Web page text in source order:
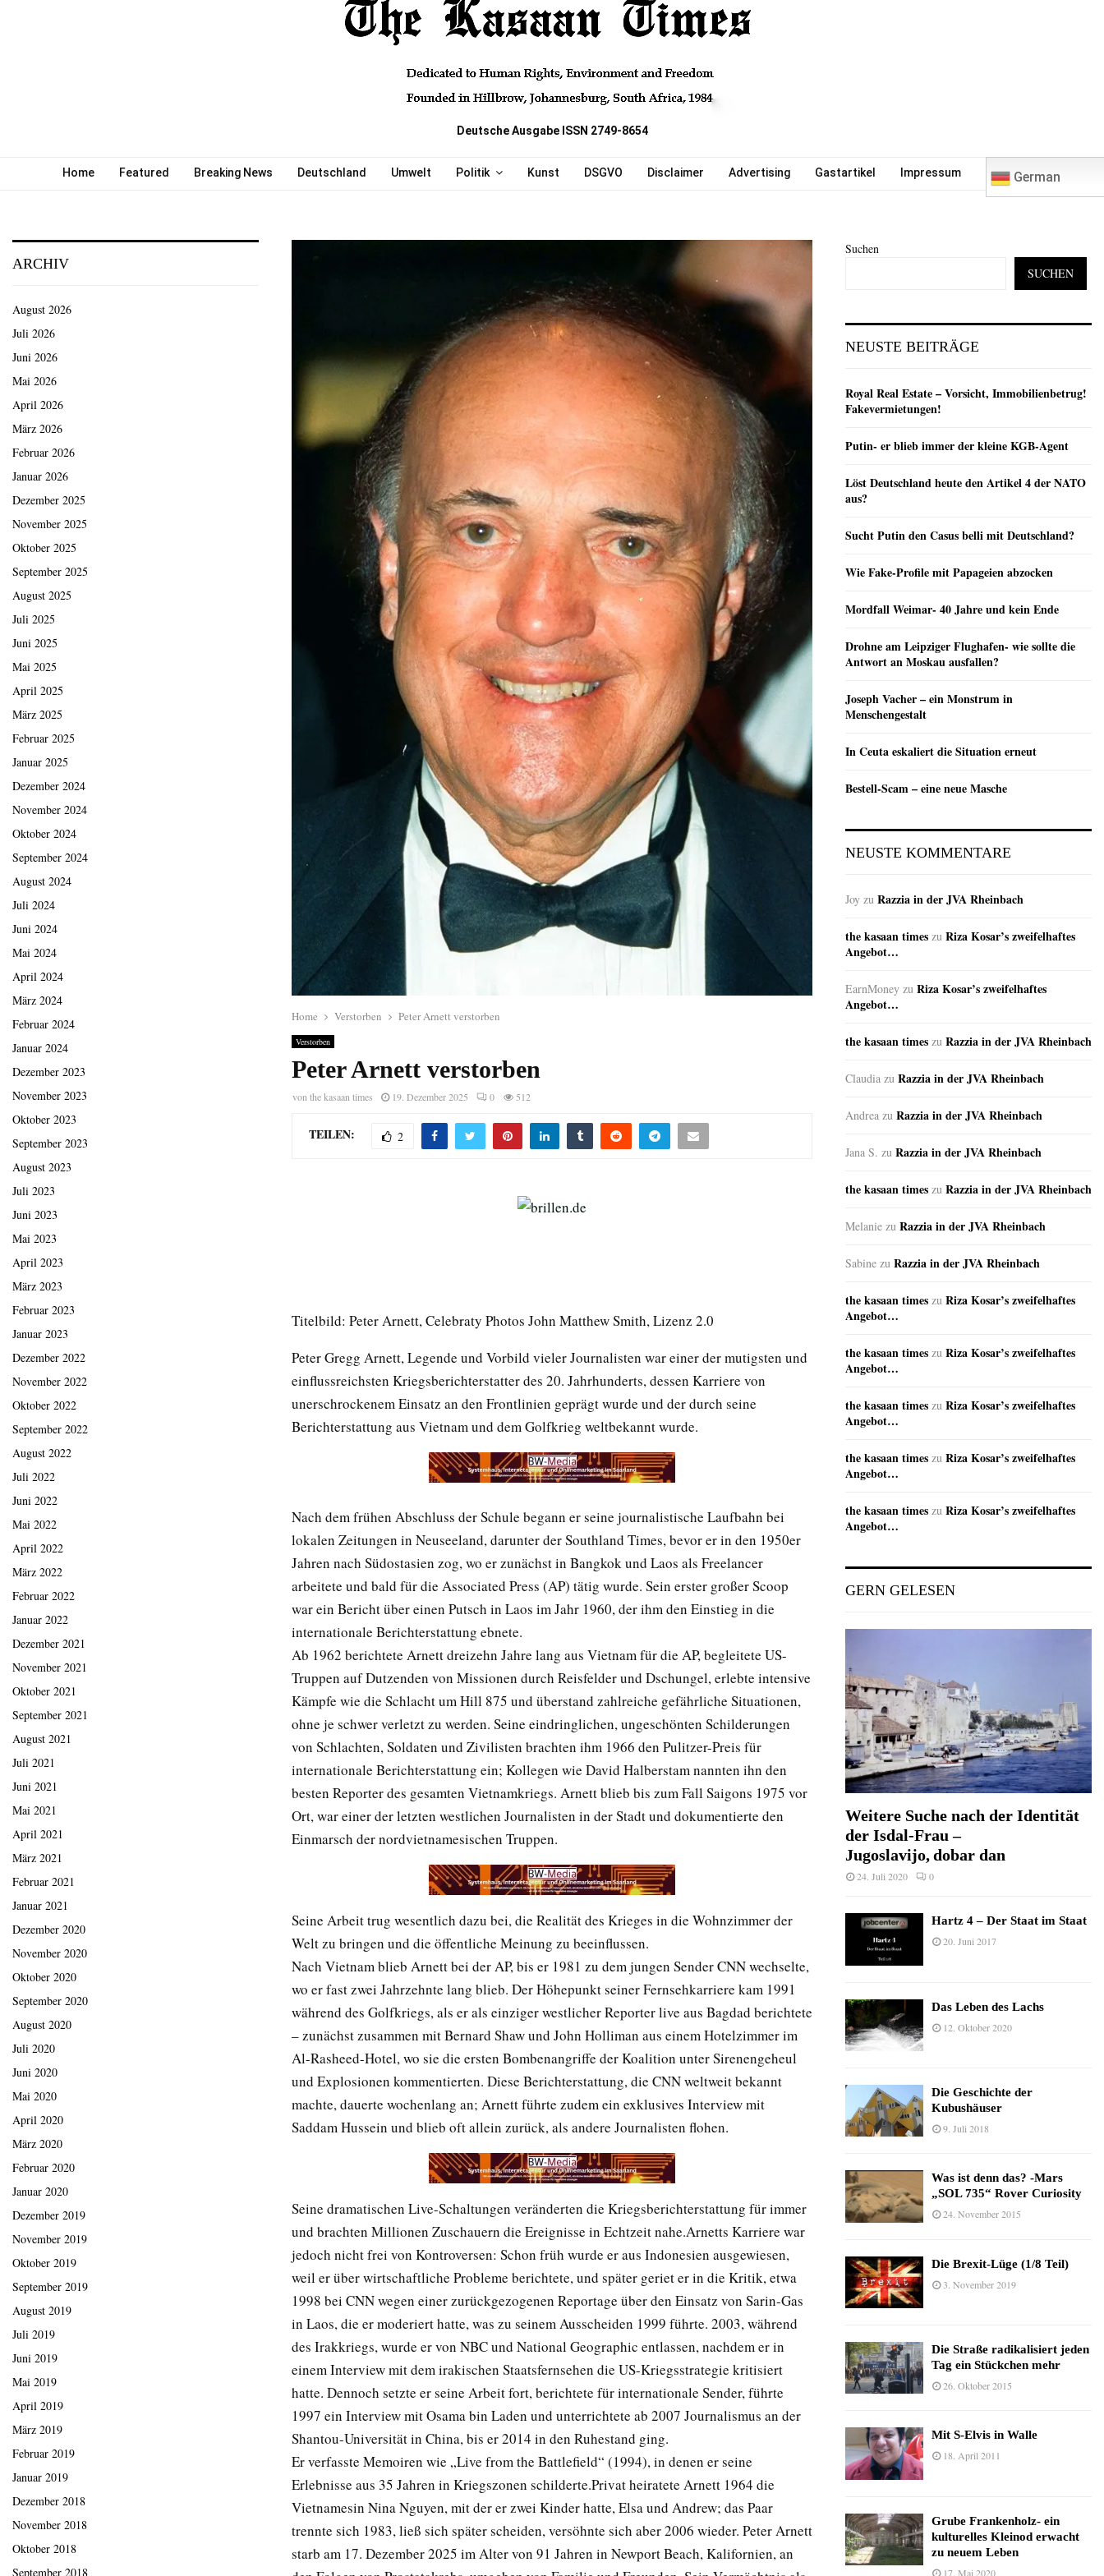
Deutsche Ausgabe ISSN 2749-8654
Home Featured Breaking News Deutschland Umwelt Politik Kunst DSGVO Disclaimer Advertising Gastartikel Impressum German
Home Verstorben Peter Arnett verstorben
Verstorben
Peter Arnett verstorben
von the kasaan times 19. Dezember 2025 0 512
TEILEN: 2
Titelbild: Peter Arnett, Celebraty Photos John Matthew Smith, Lizenz 2.0
Peter Gregg Arnett, Legende und Vorbild vieler Journalisten war einer der mutigsten und
einflussreichsten Kriegsberichterstatter des 20. Jahrhunderts, dessen Karriere von
unerschrockenem Einsatz an den Frontlinien geprägt wurde und der durch seine
Berichterstattung aus Vietnam und dem Golfkrieg weltbekannt wurde.
Nach dem frühen Abschluss der Schule begann er seine journalistische Laufbahn bei
lokalen Zeitungen in Neuseeland, darunter der Southland Times, bevor er in den 1950er
Jahren nach Südostasien zog, wo er zunächst in Bangkok und Laos als Freelancer
arbeitete und bald für die Associated Press (AP) tätig wurde. Sein erster großer Scoop
war ein Bericht über einen Putsch in Laos im Jahr 1960, der ihm den Einstieg in die
internationale Berichterstattung ebnete.
Ab 1962 berichtete Arnett dreizehn Jahre lang aus Vietnam für die AP, begleitete US-
Truppen auf Dutzenden von Missionen durch Reisfelder und Dschungel, erlebte intensive
Kämpfe wie die Schlacht um Hill 875 und überstand zahlreiche gefährliche Situationen,
ohne je schwer verletzt zu werden. Seine eindringlichen, ungeschönten Schilderungen
von Schlachten, Soldaten und Zivilisten brachten ihm 1966 den Pulitzer-Preis für
internationale Berichterstattung ein; Kollegen wie David Halberstam nannten ihn den
besten Reporter des gesamten Vietnamkriegs. Arnett blieb bis zum Fall Saigons 1975 vor
Ort, war einer der letzten westlichen Journalisten in der Stadt und dokumentierte den
Einmarsch der nordvietnamesischen Truppen.
Seine Arbeit trug wesentlich dazu bei, die Realität des Krieges in die Wohnzimmer der
Welt zu bringen und die öffentliche Meinung zu beeinflussen.
Nach Vietnam blieb Arnett bei der AP, bis er 1981 zu dem jungen Sender CNN wechselte,
wo er fast zwei Jahrzehnte lang blieb. Der Höhepunkt seiner Fernsehkarriere kam 1991
während des Golfkriegs, als er als einziger westlicher Reporter live aus Bagdad berichtete
– zunächst zusammen mit Bernard Shaw und John Holliman aus einem Hotelzimmer im
Al-Rasheed-Hotel, wo sie die ersten Bombenangriffe der Koalition unter Sirenengeheul
und Explosionen kommentierten. Diese Berichterstattung, die CNN weltweit bekannt
machte, dauerte wochenlang an; Arnett führte zudem ein exklusives Interview mit
Saddam Hussein und blieb oft allein zurück, als andere Journalisten flohen.
Seine dramatischen Live-Schaltungen veränderten die Kriegsberichterstattung für immer
und brachten Millionen Zuschauern die Ereignisse in Echtzeit nahe.Arnetts Karriere war
jedoch nicht frei von Kontroversen: Schon früh wurde er aus Indonesien ausgewiesen,
weil er über wirtschaftliche Probleme berichtete, und später geriet er in die Kritik, etwa
1998 bei CNN wegen einer zurückgezogenen Reportage über den Einsatz von Sarin-Gas
in Laos, die er moderiert hatte, was zu seinem Ausscheiden 1999 führte. 2003, während
des Irakkriegs, wurde er von NBC und National Geographic entlassen, nachdem er in
einem Interview mit dem irakischen Staatsfernsehen die US-Kriegsstrategie kritisiert
hatte. Dennoch setzte er seine Arbeit fort, berichtete für internationale Sender, führte
1997 ein Interview mit Osama bin Laden und unterrichtete ab 2007 Journalismus an der
Shantou-Universität in China, bis er 2014 in den Ruhestand ging.
Er verfasste Memoiren wie „Live from the Battlefield“ (1994), in denen er seine
Erlebnisse aus 35 Jahren in Kriegszonen schilderte.Privat heiratete Arnett 1964 die
Vietnamesin Nina Nguyen, mit der er zwei Kinder hatte, Elsa und Andrew; das Paar
trennte sich 1983, ließ sich später scheiden, versöhnte sich aber 2006 wieder. Peter Arnett
starb am 17. Dezember 2025 im Alter von 91 Jahren in Newport Beach, Kalifornien, an
ARCHIV
August 2026
Juli 2026
Juni 2026
Mai 2026
April 2026
März 2026
Februar 2026
Januar 2026
Dezember 2025
November 2025
Oktober 2025
September 2025
August 2025
Juli 2025
Juni 2025
Mai 2025
April 2025
März 2025
Februar 2025
Januar 2025
Dezember 2024
November 2024
Oktober 2024
September 2024
August 2024
Juli 2024
Juni 2024
Mai 2024
April 2024
März 2024
Februar 2024
Januar 2024
Dezember 2023
November 2023
Oktober 2023
September 2023
August 2023
Juli 2023
Juni 2023
Mai 2023
April 2023
März 2023
Februar 2023
Januar 2023
Dezember 2022
November 2022
Oktober 2022
September 2022
August 2022
Juli 2022
Juni 2022
Mai 2022
April 2022
März 2022
Februar 2022
Januar 2022
Dezember 2021
November 2021
Oktober 2021
September 2021
August 2021
Juli 2021
Juni 2021
Mai 2021
April 2021
März 2021
Februar 2021
Januar 2021
Dezember 2020
November 2020
Oktober 2020
September 2020
August 2020
Juli 2020
Juni 2020
Mai 2020
April 2020
März 2020
Februar 2020
Januar 2020
Dezember 2019
November 2019
Oktober 2019
September 2019
August 2019
Juli 2019
Juni 2019
Mai 2019
April 2019
März 2019
Februar 2019
Januar 2019
Dezember 2018
November 2018
Oktober 2018
September 2018
Suchen
SUCHEN
NEUSTE BEITRÄGE
Royal Real Estate – Vorsicht, Immobilienbetrug!
Fakevermietungen!
Putin- er blieb immer der kleine KGB-Agent
Löst Deutschland heute den Artikel 4 der NATO
aus?
Sucht Putin den Casus belli mit Deutschland?
Wie Fake-Profile mit Papageien abzocken
Mordfall Weimar- 40 Jahre und kein Ende
Drohne am Leipziger Flughafen- wie sollte die
Antwort an Moskau ausfallen?
Joseph Vacher – ein Monstrum in
Menschengestalt
In Ceuta eskaliert die Situation erneut
Bestell-Scam – eine neue Masche
NEUSTE KOMMENTARE
Joy zu Razzia in der JVA Rheinbach
the kasaan times zu Riza Kosar’s zweifelhaftes
Angebot…
EarnMoney zu Riza Kosar’s zweifelhaftes
Angebot…
the kasaan times zu Razzia in der JVA Rheinbach
Claudia zu Razzia in der JVA Rheinbach
Andrea zu Razzia in der JVA Rheinbach
Jana S. zu Razzia in der JVA Rheinbach
the kasaan times zu Razzia in der JVA Rheinbach
Melanie zu Razzia in der JVA Rheinbach
Sabine zu Razzia in der JVA Rheinbach
the kasaan times zu Riza Kosar’s zweifelhaftes
Angebot…
the kasaan times zu Riza Kosar’s zweifelhaftes
Angebot…
the kasaan times zu Riza Kosar’s zweifelhaftes
Angebot…
the kasaan times zu Riza Kosar’s zweifelhaftes
Angebot…
the kasaan times zu Riza Kosar’s zweifelhaftes
Angebot…
GERN GELESEN
Weitere Suche nach der Identität
der Isdal-Frau –
Jugoslavijo, dobar dan
24. Juli 2020 0
Hartz 4 – Der Staat im Staat
20. Juni 2017
Das Leben des Lachs
12. Oktober 2020
Die Geschichte der
Kubushäuser
9. Juli 2018
Was ist denn das? -Mars
„SOL 735“ Rover Curiosity
24. November 2015
Die Brexit-Lüge (1/8 Teil)
3. November 2019
Die Straße radikalisiert jeden
Tag ein Stückchen mehr
26. Oktober 2015
Mit S-Elvis in Walle
18. April 2011
Grube Frankenholz- ein
kulturelles Kleinod erwacht
zu neuem Leben
17. Mai 2020